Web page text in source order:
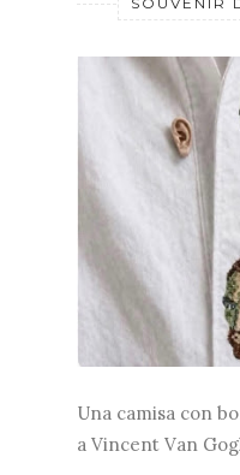
Una camisa con
a Vincent Van